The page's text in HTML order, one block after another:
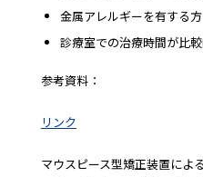
金属アレルギーを有する方
診療室での治療時間が比較
参考資料：
リンク
マウスピース型矯正装置によ